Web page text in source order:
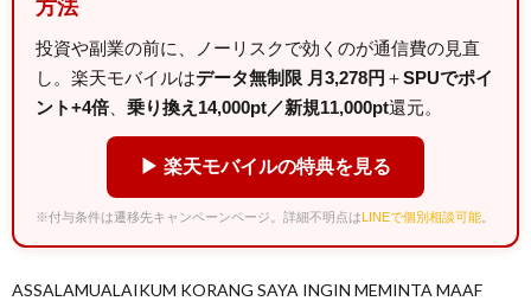
方法
投資や副業の前に、ノーリスクで効くのが通信費の見直
し。楽天モバイルはデータ無制限 月3,278円 ＋SPUでポイ
ント+4倍
乗り換え14,000pt／新規11,000pt還元。
▶ 楽天モバイルの特典を見る
※付与条件は遷移先キャンペーンページ。詳細不明点はLINEで個別相談可能
ASSALAMUALAIKUM KORANG SAYA INGIN MEMINTA MAAF